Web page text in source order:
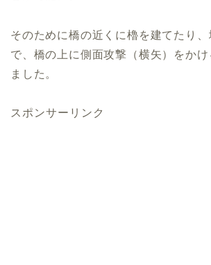
そのために橋の近くに櫓を建てたり、
で、橋の上に側面攻撃（横矢）をか
ました。
スポンサーリンク